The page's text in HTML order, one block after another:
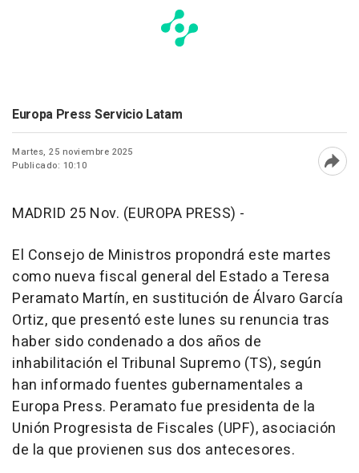
Europa Press Servicio Latam
Martes, 25 noviembre 2025
Publicado: 10:10
MADRID 25 Nov. (EUROPA PRESS) -
El Consejo de Ministros propondrá este martes
como nueva fiscal general del Estado a Teresa
Peramato Martín, en sustitución de Álvaro García
Ortiz, que presentó este lunes su renuncia tras
haber sido condenado a dos años de
inhabilitación el Tribunal Supremo (TS), según
han informado fuentes gubernamentales a
Europa Press. Peramato fue presidenta de la
Unión Progresista de Fiscales (UPF), asociación
de la que provienen sus dos antecesores.